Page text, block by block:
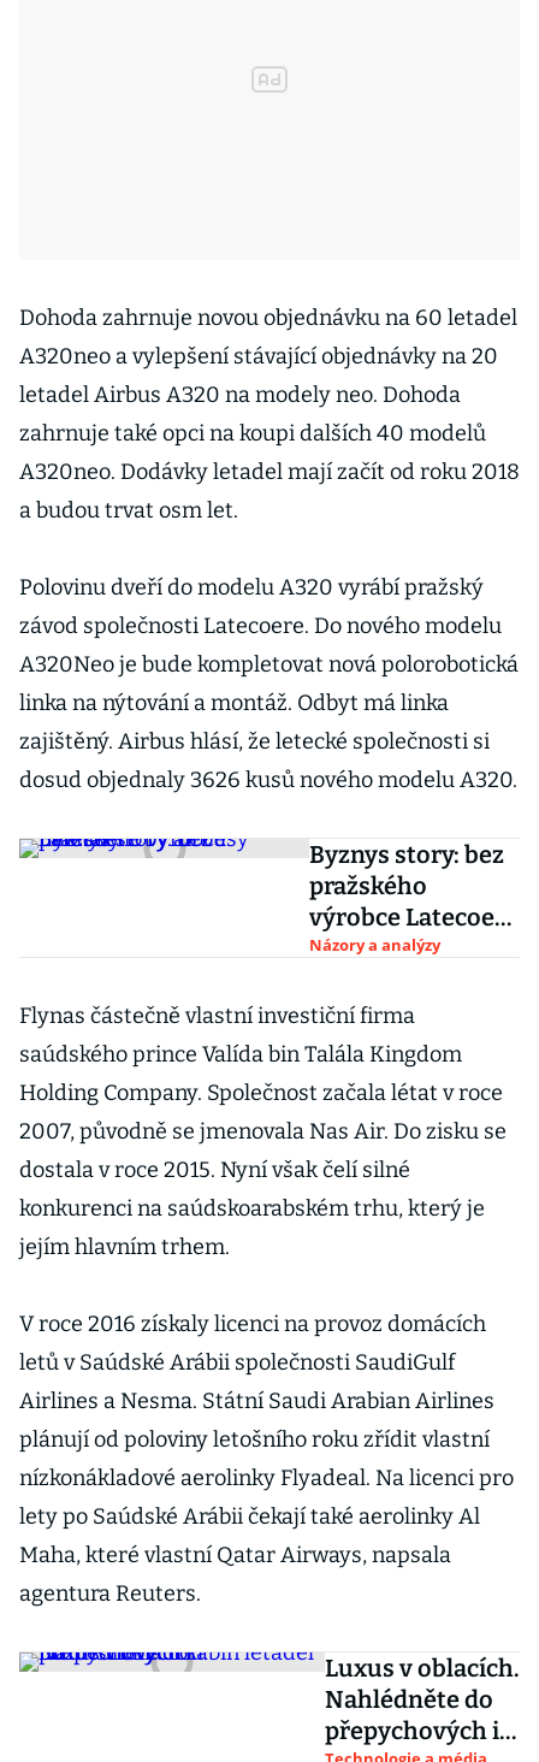
Dohoda zahrnuje novou objednávku na 60 letadel
A320neo a vylepšení stávající objednávky na 20
letadel Airbus A320 na modely neo. Dohoda
zahrnuje také opci na koupi dalších 40 modelů
A320neo. Dodávky letadel mají začít od roku 2018
a budou trvat osm let.
Polovinu dveří do modelu A320 vyrábí pražský
závod společnosti Latecoere. Do nového modelu
A320Neo je bude kompletovat nová polorobotická
linka na nýtování a montáž. Odbyt má linka
zajištěný. Airbus hlásí, že letecké společnosti si
dosud objednaly 3626 kusů nového modelu A320.
Byznys story: bez
pražského
výrobce Latecoere
by airbusy
Názory a analýzy
Flynas částečně vlastní investiční firma
saúdského prince Valída bin Talála Kingdom
Holding Company. Společnost začala létat v roce
2007, původně se jmenovala Nas Air. Do zisku se
dostala v roce 2015. Nyní však čelí silné
konkurenci na saúdskoarabském trhu, který je
jejím hlavním trhem.
V roce 2016 získaly licenci na provoz domácích
letů v Saúdské Arábii společnosti SaudiGulf
Airlines a Nesma. Státní Saudi Arabian Airlines
plánují od poloviny letošního roku zřídit vlastní
nízkonákladové aerolinky Flyadeal. Na licenci pro
lety po Saúdské Arábii čekají také aerolinky Al
Maha, které vlastní Qatar Airways, napsala
agentura Reuters.
Luxus v oblacích.
Nahlédněte do
přepychových i